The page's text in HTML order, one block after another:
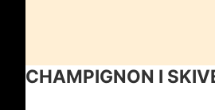
CHAMPIGNON I